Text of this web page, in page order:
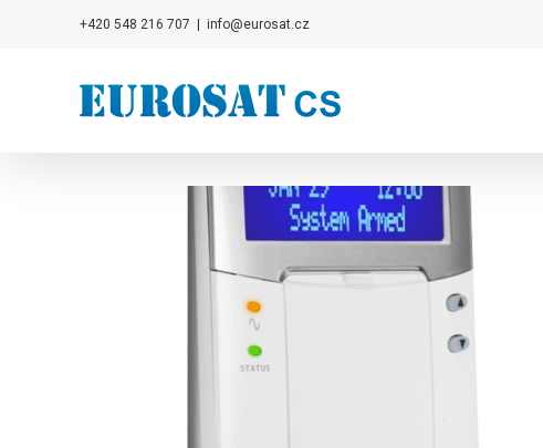
+420 548 216 707 info@eurosat.cz